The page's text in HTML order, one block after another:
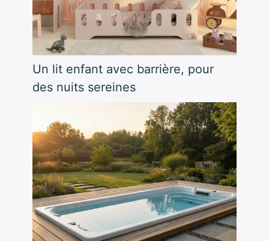
Un lit enfant avec barrière, pour
des nuits sereines